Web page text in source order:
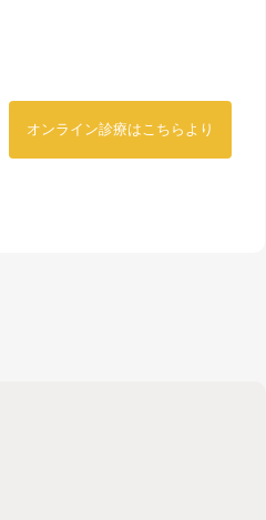
オンライン診療はこちらより